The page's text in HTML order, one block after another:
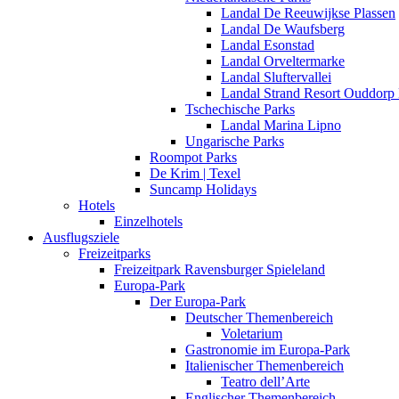
Landal De Reeuwijkse Plassen
Landal De Waufsberg
Landal Esonstad
Landal Orveltermarke
Landal Sluftervallei
Landal Strand Resort
Tschechische Parks
Landal Marina Lipno
Ungarische Parks
Roompot Parks
De Krim | Texel
Suncamp Holidays
Hotels
Einzelhotels
Ausflugsziele
Freizeitparks
Freizeitpark Ravensburger Spieleland
Europa-Park
Der Europa-Park
Deutscher Themenbereich
Voletarium
Gastronomie im Europa-Park
Italienischer Themenbereich
Teatro dell’Arte